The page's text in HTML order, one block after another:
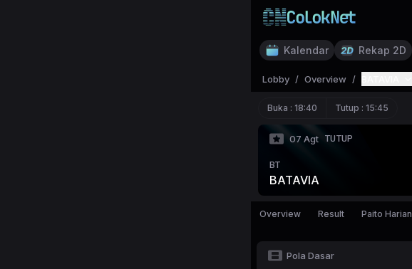
Kalendar Rekap 2D
Lobby / Overview /
Buka : 18:40 Tutup : 15:45
07 Agt TUTUP
BT
BATAVIA
Overview Result Paito Harian
Pola Dasar